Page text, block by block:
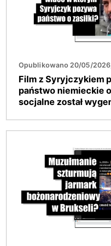
Opublikowano 20/05/
Film z Syryjczykiem
państwo niemieckie
socjalne został